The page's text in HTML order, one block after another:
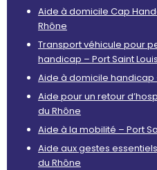
Aide à domicile Cap
Rhône
Transport véhicule pour
handicap – Port Saint
Aide à domicile handicap
Aide pour un retour
du Rhône
Aide à la mobilité – Port
Aide aux gestes
du Rhône